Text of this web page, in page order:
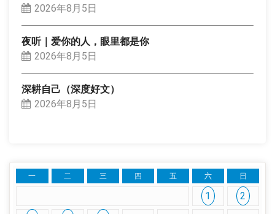
2026年8月5日
夜听｜爱你的人，眼里都是你
2026年8月5日
深耕自己（深度好文）
2026年8月5日
一 二 三 四 五 六 日
1
2